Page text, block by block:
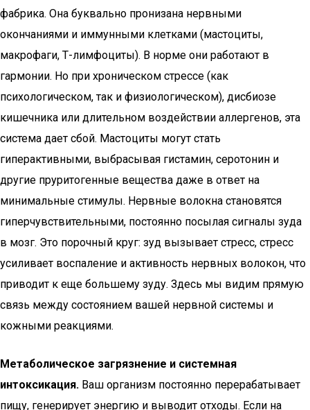
фабрика. Она буквально пронизана нервными
окончаниями и иммунными клетками (мастоциты,
макрофаги, Т-лимфоциты). В норме они работают в
гармонии. Но при хроническом стрессе (как
психологическом, так и физиологическом), дисбиозе
кишечника или длительном воздействии аллергенов, эта
система дает сбой. Мастоциты могут стать
гиперактивными, выбрасывая гистамин, серотонин и
другие пруритогенные вещества даже в ответ на
минимальные стимулы. Нервные волокна становятся
гиперчувствительными, постоянно посылая сигналы зуда
в мозг. Это порочный круг: зуд вызывает стресс, стресс
усиливает воспаление и активность нервных волокон, что
приводит к еще большему зуду. Здесь мы видим прямую
связь между состоянием вашей нервной системы и
кожными реакциями.
Метаболическое загрязнение и системная
интоксикация. Ваш организм постоянно перерабатывает
пищу, генерирует энергию и выводит отходы. Если на